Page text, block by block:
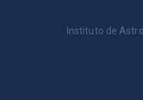
Instituto de